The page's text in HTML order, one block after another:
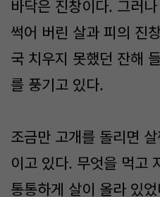
바닥은 진창이다. 그러
썩어 버린 살과 피의 진
국 치우지 못했던 잔해
를 풍기고 있다.
조금만 고개를 돌리면
이고 있다. 무엇을 먹고
통통하게 살이 올라 있